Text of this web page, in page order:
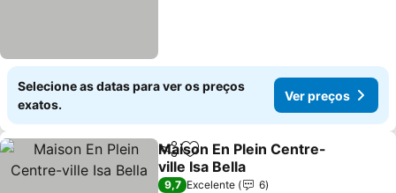
Selecione as datas para ver os preços
exatos.
Ver preços
PartilharAdicionar aos favoritos
Maison En Plein Centre-
ville Isa Bella
9,7 Excelente
6